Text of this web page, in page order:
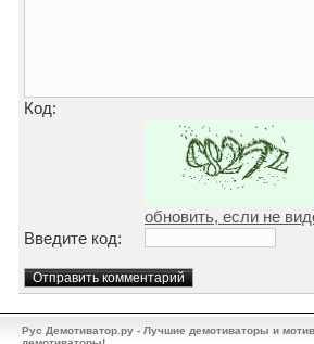
Код:
обновить, если не
Введите код:
Рус Демотиватор.ру - Лучшие демотиваторы и